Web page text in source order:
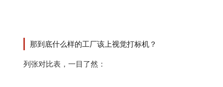
那到底什么样的工厂该上视觉打标机？
列张对比表，一目了然：